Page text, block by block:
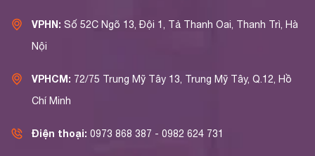
VPHN: Số 52C Ngõ 13, Đội 1, Tả Thanh Oai, Thanh Trì, Hà
Nội
VPHCM: 72/75 Trung Mỹ Tây 13, Trung Mỹ Tây, Q.12, Hồ
Chí Minh
Điện thoại: 0973 868 387 - 0982 624 731